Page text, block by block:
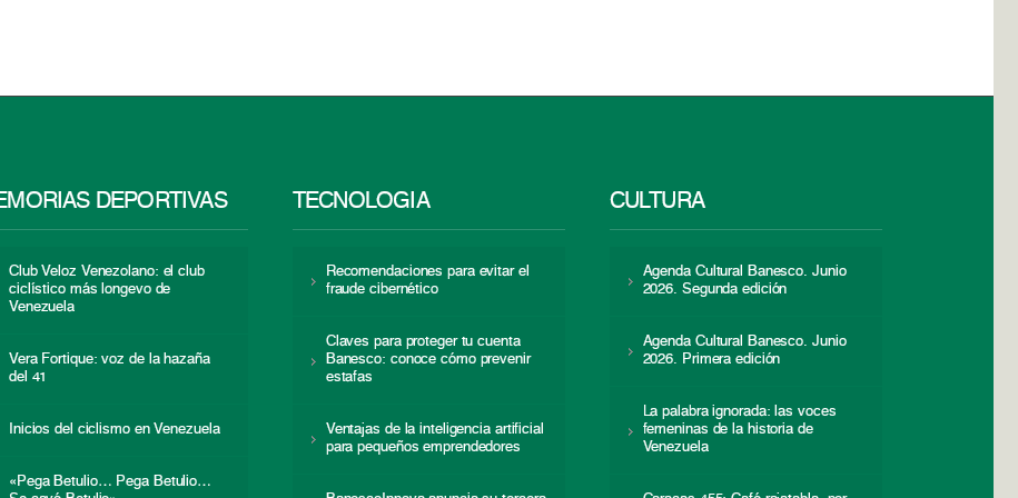
DEPORTIVAS
Club Veloz Venezolano: el club
ciclístico más longevo de
Venezuela
Vera Fortique: voz de la hazaña
del 41
Inicios del ciclismo en Venezuela
«Pega Betulio… Pega Betulio…
TECNOLOGÍA
Recomendaciones para evitar el
fraude cibernético
Claves para proteger tu cuenta
Banesco: conoce cómo prevenir
estafas
Ventajas de la inteligencia artificial
para pequeños emprendedores
CULTURA
Agenda Cultural Banesco. Junio
2026. Segunda edición
Agenda Cultural Banesco. Junio
2026. Primera edición
La palabra ignorada: las voces
femeninas de la historia de
Venezuela